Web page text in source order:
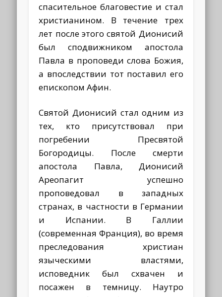
спасительное благовестие и стал
христианином. В течение трех
лет после этого святой Дионисий
был сподвижником апостола
Павла в проповеди слова Божия,
а впоследствии тот поставил его
епископом Афин.
Святой Дионисий стал одним из
тех, кто присутствовал при
погребении Пресвятой
Богородицы. После смерти
апостола Павла, Дионисий
Ареопагит успешно
проповедовал в западных
странах, в частности в Германии
и Испании. В Галлии
(современная Франция), во время
преследования христиан
языческими властями,
исповедник был схвачен и
посажен в темницу. Наутро